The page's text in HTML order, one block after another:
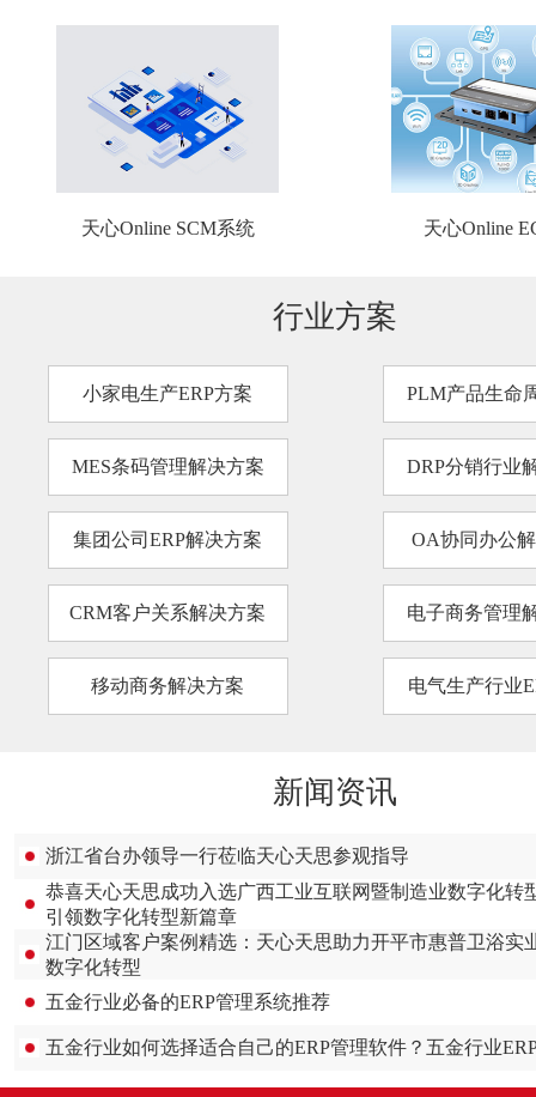
天心Online SCM系统 天心Online
行业方案
小家电生产ERP方案 PLM产品生命
MES条码管理解决方案 DRP分销行业
集团公司ERP解决方案 OA协同办公
CRM客户关系解决方案 电子商务管理
移动商务解决方案 电气生产行业
新闻资讯
浙江省台办领导一行莅临天心天思参观指导
恭喜天心天思成功入选广西工业互联网暨制造业数字化转
引领数字化转型新篇章
江门区域客户案例精选：天心天思助力开平市惠普卫浴实
数字化转型
五金行业必备的ERP管理系统推荐
五金行业如何选择适合自己的ERP管理软件？五金行业